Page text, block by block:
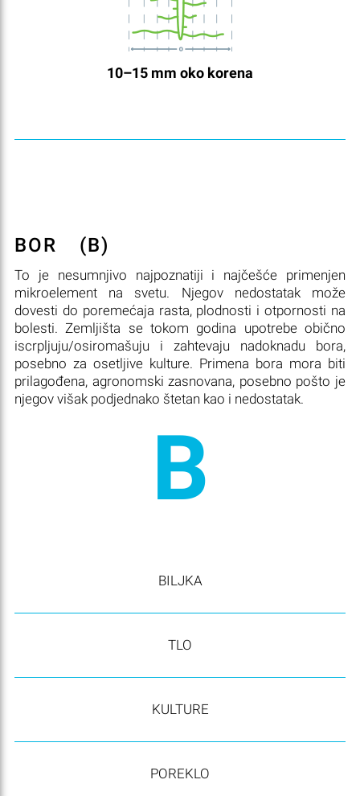
10–15 mm oko korena
BOR (B)
To je nesumnjivo najpoznatiji i najčešće primenjen
mikroelement na svetu. Njegov nedostatak može
dovesti do poremećaja rasta, plodnosti i otpornosti na
bolesti. Zemljišta se tokom godina upotrebe obično
iscrpljuju/osiromašuju i zahtevaju nadoknadu bora,
posebno za osetljive kulture. Primena bora mora biti
prilagođena, agronomski zasnovana, posebno pošto je
njegov višak podjednako štetan kao i nedostatak.
B
BILJKA
TLO
KULTURE
POREKLO